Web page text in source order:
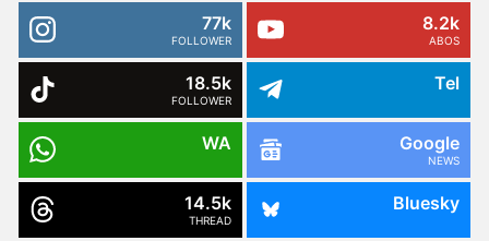
77k
FOLLOWER
8.2k
ABOS
18.5k
FOLLOWER
Tel
WA Google
NEWS
14.5k
THREAD
Bluesky